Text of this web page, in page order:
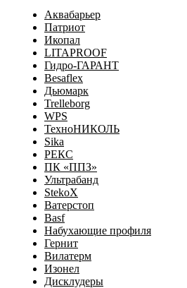
Аквабарьер
Патриот
Икопал
LITAPROOF
Гидро-ГАРАНТ
Besaflex
Дьюмарк
Trelleborg
WPS
ТехноНИКОЛЬ
Sika
РЕКС
ПК «ППЗ»
Ультрабанд
StekoX
Ватерстоп
Basf
Набухающие профиля
Гернит
Вилатерм
Изонел
Дисклудеры